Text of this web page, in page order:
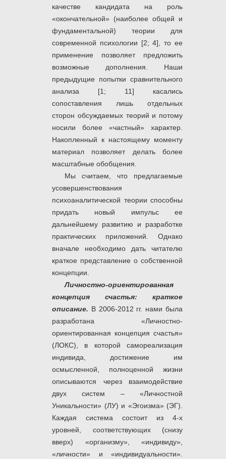
качестве кандидата на роль
«окончательной» (наиболее общей и
фундаментальной) теории для
современной психологии [2; 4], то ее
применение позволяет предложить
возможные дополнения. Наши
предыдущие попытки сравнительного
анализа [1; 11] касались
сопоставления лишь отдельных
сторон обсуждаемых теорий и потому
носили более «частный» характер.
Накопленный к настоящему моменту
материал позволяет делать более
масштабные обобщения.
Мы считаем, что предлагаемые
усовершенствования
психоаналитической теории способны
придать новый импульс ее
дальнейшему развитию и разработке
практических приложений. Однако
вначале необходимо дать читателю
краткое представление о собственной
концепции.
Личностно-ориентированная
концепция счастья: краткое
описание. В 2006-2012 гг. нами была
разработана «Личностно-
ориентированная концепция счастья»
(ЛОКС), в которой самореализация
индивида, достижение им
осмысленной, полноценной жизни
описываются через взаимодействие
двух систем – «Личностной
Уникальности» (ЛУ) и «Эгоизма» (ЭГ).
Каждая система состоит из 4-х
уровней, соответствующих (снизу
вверх) «организму», «индивиду»,
«личности» и «индивидуальности».